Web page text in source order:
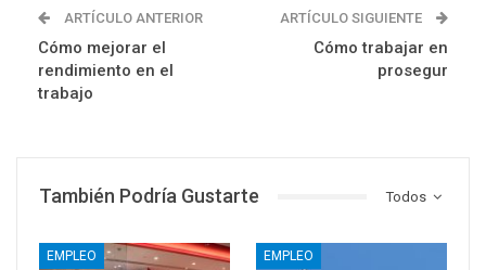
ARTÍCULO ANTERIOR
Cómo mejorar el
rendimiento en el
trabajo
ARTÍCULO SIGUIENTE
Cómo trabajar en
prosegur
Todos
También Podría Gustarte
EMPLEO EMPLEO